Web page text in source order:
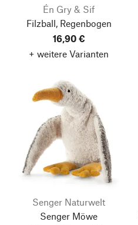
Én Gry & Sif
Filzball, Regenbogen
16,90 €
+ weitere Varianten
Senger Naturwelt
Senger Möwe